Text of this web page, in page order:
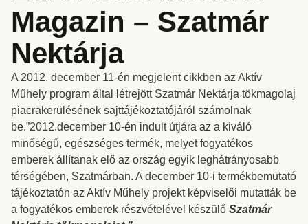
Magazin – Szatmár
Nektárja
A 2012. december 11-én megjelent cikkben az Aktív
Műhely program által létrejött Szatmár Nektárja tökmagolaj
piacrakerülésének sajttájékoztatójáról számolnak
be.”2012.december 10-én indult útjára az a kiváló
minőségű, egészséges termék, melyet fogyatékos
emberek állítanak elő az ország egyik leghátrányosabb
térségében, Szatmárban. A december 10-i termékbemutató
tájékoztatón az Aktív Műhely projekt képviselői mutatták be
a fogyatékos emberek részvételével készülő Szatmár